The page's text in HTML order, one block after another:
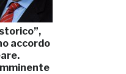
accordo